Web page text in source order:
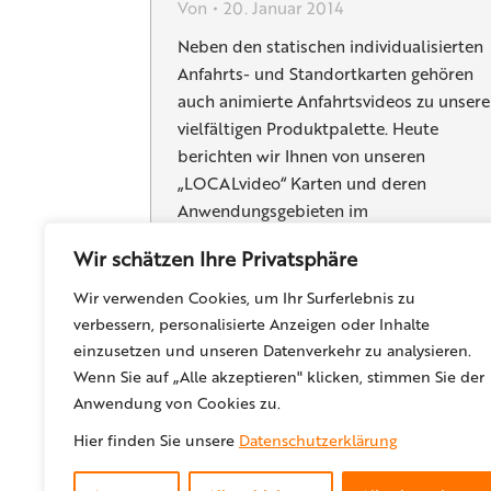
Wir schätzen Ihre Privatsphäre
Wir verwenden Cookies, um Ihr Surferlebnis zu
verbessern, personalisierte Anzeigen oder Inhalte
einzusetzen und unseren Datenverkehr zu analysieren.
Wenn Sie auf „Alle akzeptieren" klicken, stimmen Sie der
Anwendung von Cookies zu.
Hier finden Sie unsere Datenschutzerklärung
Von
20. Januar 2014
Neben den statischen individualisierten
Anfahrts- und Standortkarten gehören
auch animierte Anfahrtsvideos zu
vielfältigen Produktpalette. Heute
berichten wir Ihnen von unseren
„LOCALvideo“ Karten und deren
Anwendungsgebieten im
wird der beworbene Standort durch ein
dynamisches „Reinzommen“ in eine
Standort- oder Umgebungskarte
besonders hervorgehoben. Die
Zielposition kann durch individuelle
Icons oder kundenspezisische
Firmenlogos…